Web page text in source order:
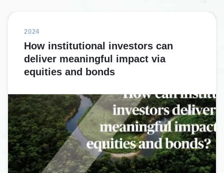
2024
How institutional investors can
deliver meaningful impact via
equities and bonds